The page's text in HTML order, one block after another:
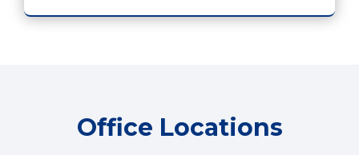
Office Locations